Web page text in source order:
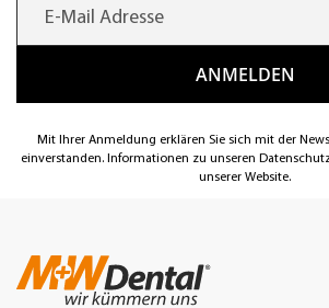
Mit Ihrer Anmeldung erklären Sie sich mit der
einverstanden. Informationen zu unseren
unserer Website.